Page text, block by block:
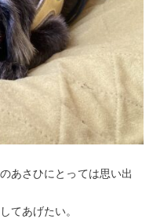
あさひにとっては思い出
てあげたい。